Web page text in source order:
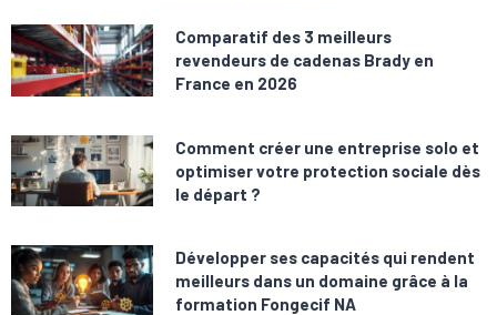
Comparatif des 3 meilleurs
revendeurs de cadenas Brady en
France en 2026
Comment créer une entreprise solo et
optimiser votre protection sociale dès
le départ ?
Développer ses capacités qui rendent
meilleurs dans un domaine grâce à la
formation Fongecif NA